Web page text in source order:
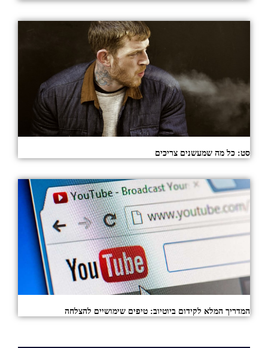
סט: כל מה שמעשנים צריכים
המדריך המלא לקידום ביוטיוב: טיפים שימושיים להצלחה